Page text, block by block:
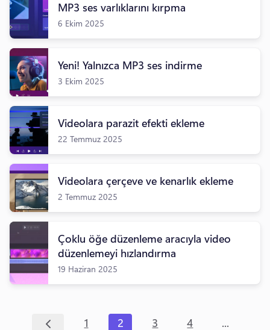
MP3 ses varlıklarını kırpma
6 Ekim 2025
Yeni! Yalnızca MP3 ses indirme
3 Ekim 2025
Videolara parazit efekti ekleme
22 Temmuz 2025
Videolara çerçeve ve kenarlık ekleme
2 Temmuz 2025
Çoklu öğe düzenleme aracıyla video
düzenlemeyi hızlandırma
19 Haziran 2025
1 2 3 4 ...